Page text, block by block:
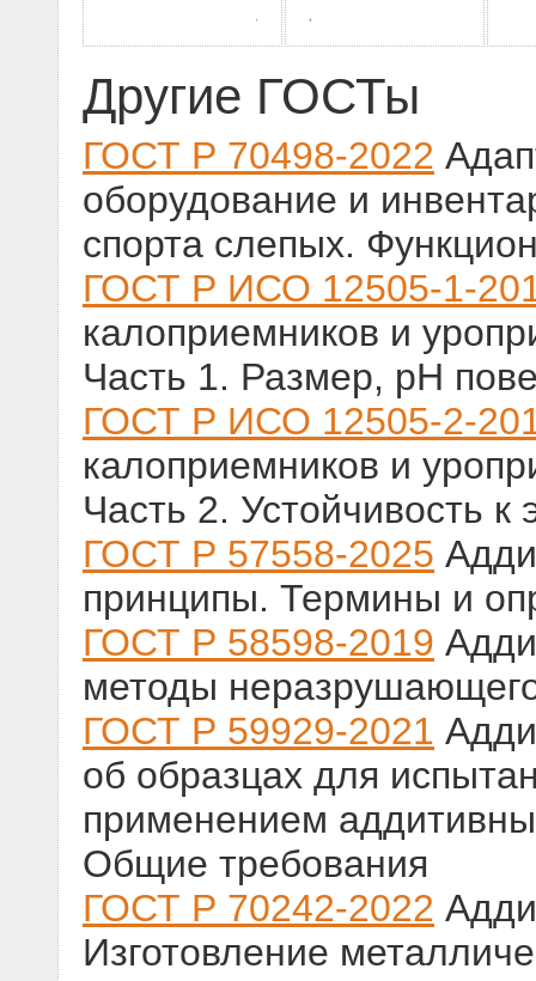
Другие ГОСТы
ГОСТ Р 70498-2022
оборудование и
спорта слепых.
ГОСТ Р ИСО 12505-1-
калоприемников и
Часть 1. Размер, pH
ГОСТ Р ИСО 12505-2-
калоприемников и
Часть 2. Устойчивость к
ГОСТ Р 57558-2025
принципы. Термины и
ГОСТ Р 58598-2019
методы
ГОСТ Р 59929-2021
об образцах для
применением
Общие требования
ГОСТ Р 70242-2022
Изготовление